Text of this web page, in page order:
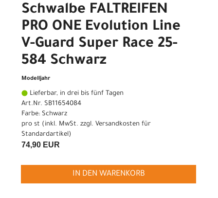
Schwalbe FALTREIFEN
PRO ONE Evolution Line
V-Guard Super Race 25-
584 Schwarz
Modelljahr
Lieferbar, in drei bis fünf Tagen
Art.Nr. SB11654084
Farbe: Schwarz
pro st (inkl. MwSt. zzgl. Versandkosten für
Standardartikel)
74,90 EUR
IN DEN WARENKORB